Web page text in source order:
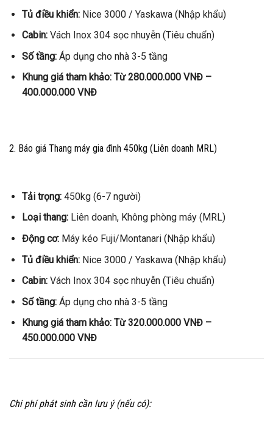
Tủ điều khiển:Nice 3000 / Yaskawa (Nhập khẩu)
Cabin:Vách Inox 304 sọc nhuyễn (Tiêu chuẩn)
Số tầng:Áp dụng cho nhà 3-5 tầng
Khung giá tham khảo: Từ 280.000.000 VNĐ –
400.000.000 VNĐ
2. Báo giá Thang máy gia đình 450kg (Liên doanh MRL)
Tải trọng:450kg (6-7 người)
Loại thang:Liên doanh, Không phòng máy (MRL)
Động cơ:Máy kéo Fuji/Montanari (Nhập khẩu)
Tủ điều khiển:Nice 3000 / Yaskawa (Nhập khẩu)
Cabin:Vách Inox 304 sọc nhuyễn (Tiêu chuẩn)
Số tầng:Áp dụng cho nhà 3-5 tầng
Khung giá tham khảo: Từ 320.000.000 VNĐ –
450.000.000 VNĐ
Chi phí phát sinh cần lưu ý (nếu có):